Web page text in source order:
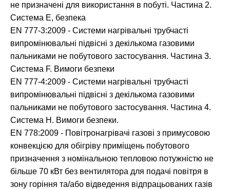
не призначені для використання в побуті. Частина 2.
Система Е, безпека
EN 777-3:2009 - Системи нагрівальні трубчасті
випромінювальні підвісні з декількома газовими
пальниками не побутового застосування. Частина 3.
Система F. Вимоги безпеки
EN 777-4:2009 - Системи нагрівальні трубчасті
випромінювальні підвісні з декількома газовими
пальниками не побутового застосування. Частина 4.
Система Н. Вимоги безпеки.
EN 778:2009 - Повітронагрівачі газові з примусовою
конвекцією для обігріву приміщень побутового
призначення з номінальною тепловою потужністю не
більше 70 кВт без вентилятора для подачі повітря в
зону горіння та/або відведення відпрацьованих газів